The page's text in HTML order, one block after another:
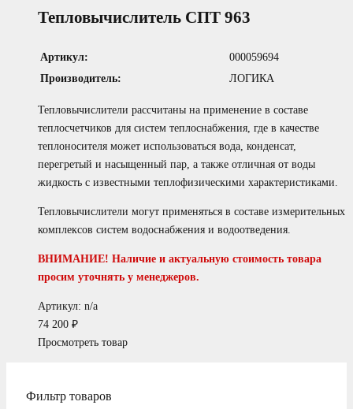
Тепловычислитель СПТ 963
Артикул:
000059694
Производитель:
ЛОГИКА
Тепловычислители рассчитаны на применение в составе
теплосчетчиков для систем теплоснабжения, где в качестве
теплоносителя может использоваться вода, конденсат,
перегретый и насыщенный пар, а также отличная от воды
жидкость с известными теплофизическими характеристиками.
Тепловычислители могут применяться в составе измерительных
комплексов систем водоснабжения и водоотведения.
ВНИМАНИЕ! Наличие и актуальную стоимость товара
просим уточнять у менеджеров.
Артикул: n/a
74 200 ₽
Просмотреть товар
Фильтр товаров